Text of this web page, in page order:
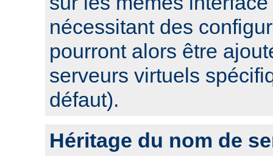
nécessitant des
pourront alors être
serveurs virtuels
défaut).
Héritage du nom de